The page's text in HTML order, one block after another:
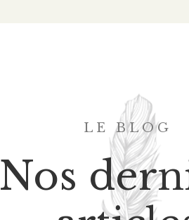
LE BLOG
Nos